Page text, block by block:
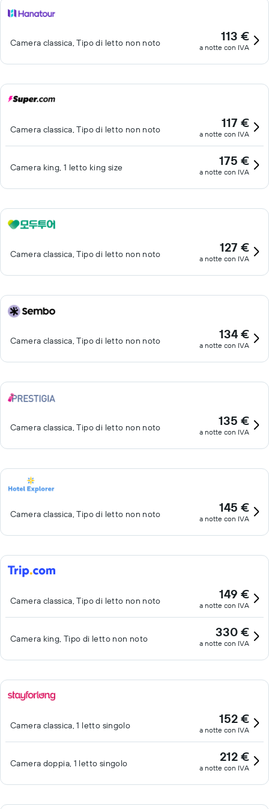
Camera classica, Tipo di letto non noto 113 €
a notte con IVA
Camera classica, Tipo di letto non noto 117 €
a notte con IVA
Camera king, 1 letto king size 175 €
a notte con IVA
Camera classica, Tipo di letto non noto 127 €
a notte con IVA
Camera classica, Tipo di letto non noto 134 €
a notte con IVA
Camera classica, Tipo di letto non noto 135 €
a notte con IVA
Camera classica, Tipo di letto non noto 145 €
a notte con IVA
Camera classica, Tipo di letto non noto 149 €
a notte con IVA
Camera king, Tipo di letto non noto 330 €
a notte con IVA
Camera classica, 1 letto singolo 152 €
a notte con IVA
Camera doppia, 1 letto singolo 212 €
a notte con IVA